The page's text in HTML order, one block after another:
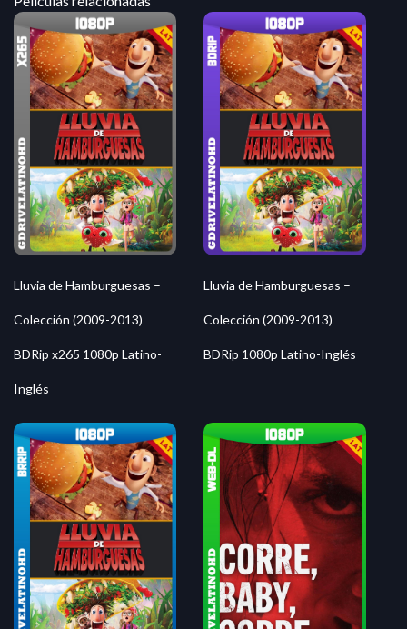
Lluvia de Hamburguesas –
Colección (2009-2013)
BDRip x265 1080p Latino-
Inglés
Lluvia de Hamburguesas –
Colección (2009-2013)
BDRip 1080p Latino-Inglés